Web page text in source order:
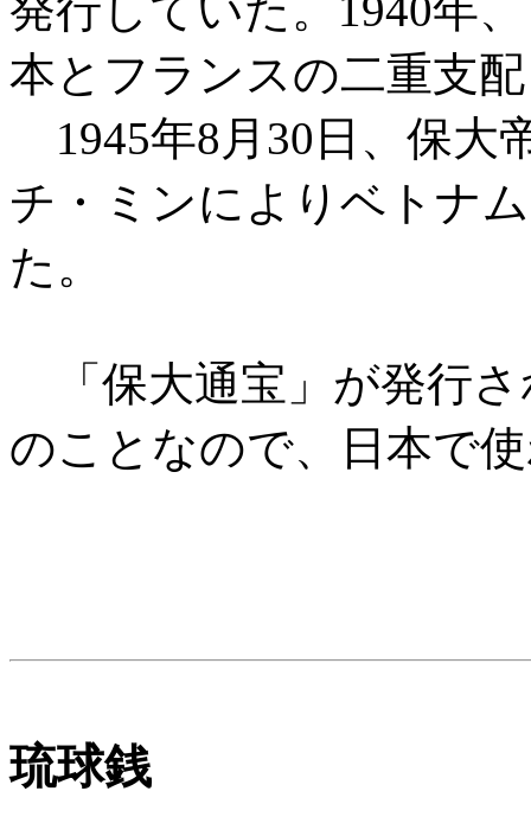
本とフランスの二重支
1945年8月30日、保大
チ・ミンによりベトナ
た。
「保大通宝」が発行
のことなので、日本で
琉球銭